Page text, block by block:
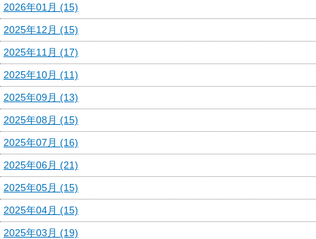
2026年01月 (15)
2025年12月 (15)
2025年11月 (17)
2025年10月 (11)
2025年09月 (13)
2025年08月 (15)
2025年07月 (16)
2025年06月 (21)
2025年05月 (15)
2025年04月 (15)
2025年03月 (19)